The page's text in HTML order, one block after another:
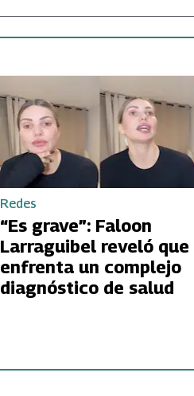
Redes
“Es grave”: Faloon
Larraguibel reveló que
enfrenta un complejo
diagnóstico de salud